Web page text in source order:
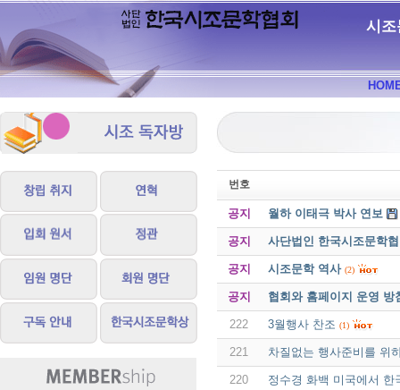
시조
번호
공지 월하 이태극 박사 연보
공지 사단법인 한국시조문학
공지 시조문학 역사 (2)
공지 협회와 홈페이지 운영 방
222 3월행사 찬조 (1)
221 차질없는 행사준비를 위
220 정수경 화백 미국에서 한